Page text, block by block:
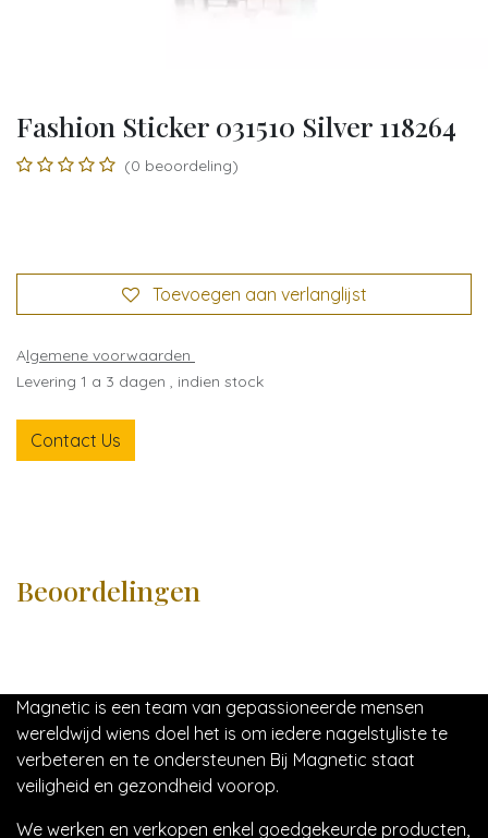
Fashion Sticker 031510 Silver 118264
(0 beoordeling)
Toevoegen aan verlanglijst
Algemene voorwaarden
Levering 1 a 3 dagen , indien stock
Contact Us
Beoordelingen
Magnetic is een team van gepassioneerde mensen
wereldwijd wiens doel het is om iedere nagelstyliste te
verbeteren en te ondersteunen Bij Magnetic staat
veiligheid en gezondheid voorop.
We werken en verkopen enkel goedgekeurde producten,